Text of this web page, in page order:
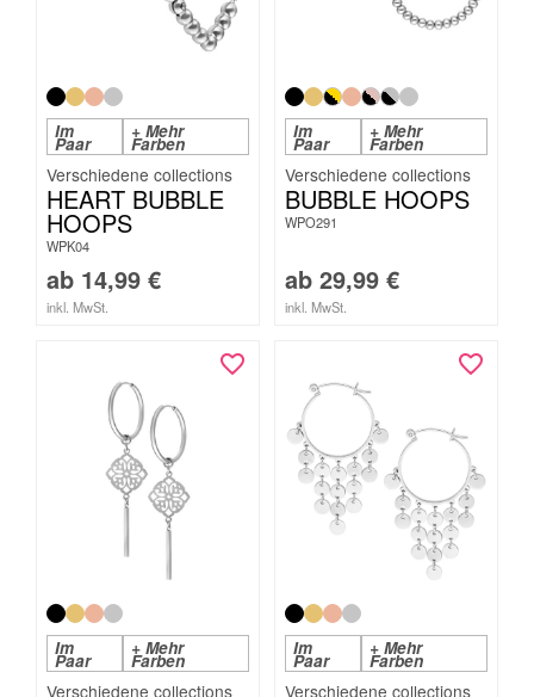
Im
Paar
+ Mehr
Farben
HEART BUBBLE
HOOPS
WPK04
ab 14,99 €
inkl. MwSt.
Im
Paar
+ Mehr
Farben
BUBBLE HOOPS
WPO291
ab 29,99 €
inkl. MwSt.
Im
Paar
+ Mehr
Farben
Im
Paar
+ Mehr
Farben